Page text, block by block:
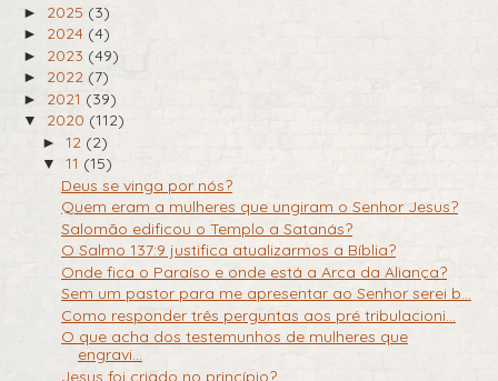
► 2025 (3)
► 2024 (4)
► 2023 (49)
► 2022 (7)
► 2021 (39)
▼ 2020 (112)
► 12 (2)
▼ 11 (15)
Deus se vinga por nós?
Quem eram a mulheres que ungiram o Senhor Jesus?
Salomão edificou o Templo a Satanás?
O Salmo 137:9 justifica atualizarmos a Bíblia?
Onde fica o Paraíso e onde está a Arca da Aliança?
Sem um pastor para me apresentar ao Senhor serei b...
Como responder três perguntas aos pré tribulacioni...
O que acha dos testemunhos de mulheres que
engravi...
Jesus foi criado no princípio?